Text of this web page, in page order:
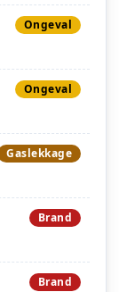
Ongeval
Ongeval
Gaslekkage
Brand
Brand